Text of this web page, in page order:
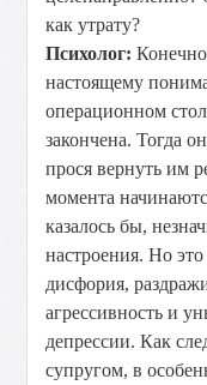
как утрату?
Психолог:
настоящему
операционном
закончена. Тогда
прося вернуть им
момента
казалось бы,
настроения. Но
дисфория,
агрессивность и
депрессии. Как
супругом, в